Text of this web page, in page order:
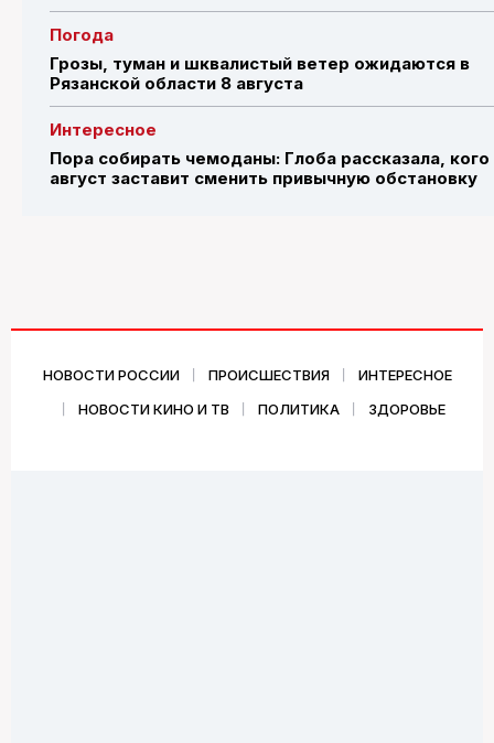
Погода
Грозы, туман и шквалистый ветер ожидаются в
Рязанской области 8 августа
Интересное
Пора собирать чемоданы: Глоба рассказала, кого
август заставит сменить привычную обстановку
НОВОСТИ РОССИИ ПРОИСШЕСТВИЯ
ИНТЕРЕСНОЕ
НОВОСТИ КИНО И ТВ
ПОЛИТИКА ЗДОРОВЬЕ